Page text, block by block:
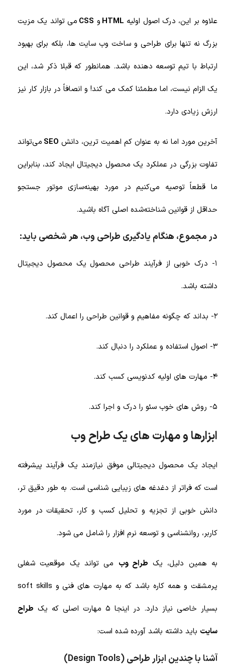
علاوه بر این، درک اصول اولیه HTML و CSS می تواند یک مزیت
بزرگ نه تنها برای طراحی و ساخت وب سایت ها، بلکه برای بهبود
ارتباط با تیم توسعه دهنده باشد. همانطور که قبلا ذکر شد، این
یک الزام نیست، اما مطمئنا کمک می کند! و انصافاً در بازار کار نیز
ارزش زیادی دارد.
آخرین مورد اما نه به عنوان کم‌ اهمیت ترین، دانش SEO می‌تواند
تفاوت بزرگی در عملکرد یک محصول دیجیتال ایجاد کند، بنابراین
ما قطعاً توصیه می‌کنیم در مورد بهینه‌سازی موتور جستجو
حداقل از قوانین شناخته‌شده اصلی آگاه باشید.
در مجموع، هنگام یادگیری طراحی وب، هر شخصی باید:
1- درک خوبی از فرآیند طراحی محصول یک محصول دیجیتال
داشته باشد.
2- بداند که چگونه مفاهیم و قوانین طراحی را اعمال کند.
3- اصول استفاده و عملکرد را دنبال کند.
4- مهارت های اولیه کدنویسی کسب کند.
5- روش های خوب سئو را درک و اجرا کند.
ابزارها و مهارت های یک طراح وب
ایجاد یک محصول دیجیتالی موفق نیازمند یک فرآیند پیشرفته
است که فراتر از دغدغه های زیبایی شناسی است. به طور دقیق تر،
دانش خوبی از تجزیه و تحلیل کسب و کار، تحقیقات در مورد
کاربر، روانشناسی و توسعه نرم افزار را شامل می شود.
به همین دلیل، یک طراح وب می تواند یک موقعیت شغلی
پرمشقت و همه کاره باشد که به مهارت های فنی و soft skills
بسیار خاصی نیاز دارد. در اینجا 5 مهارت اصلی که یک
طراح
سایت باید داشته باشد آورده شده است:
آشنا با چندین ابزار طراحی (Design Tools)